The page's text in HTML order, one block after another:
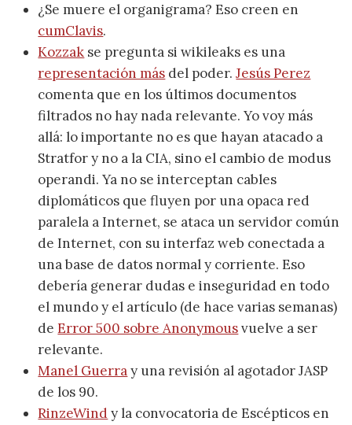
¿Se muere el organigrama? Eso creen en
cumClavis.
Kozzak se pregunta si wikileaks es una
representación más del poder.Jesús Perez
comenta que en los últimos documentos
filtrados no hay nada relevante. Yo voy más
allá: lo importante no es que hayan atacado a
Stratfor y no a la CIA, sino el cambio de modus
operandi. Ya no se interceptan cables
diplomáticos que fluyen por una opaca red
paralela a Internet, se ataca un servidor común
de Internet, con su interfaz web conectada a
una base de datos normal y corriente. Eso
debería generar dudas e inseguridad en todo
el mundo y el artículo (de hace varias semanas)
deError 500 sobre Anonymousvuelve a ser
relevante.
Manel Guerray una revisión al agotador JASP
de los 90.
RinzeWindy la convocatoria de Escépticos en